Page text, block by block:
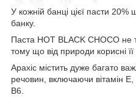
У кожній банці цієї пасти
банку.
Паста HOT BLACK CHOCO не
тому що від природи корисні її
Арахіс містить дуже багато
речовин, включаючи вітамін Е,
В6.